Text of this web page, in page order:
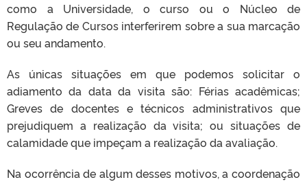
como a Universidade, o curso ou o Núcleo de
Regulação de Cursos interferirem sobre a sua marcação
ou seu andamento.
As únicas situações em que podemos solicitar o
adiamento da data da visita são: Férias acadêmicas;
Greves de docentes e técnicos administrativos que
prejudiquem a realização da visita; ou situações de
calamidade que impeçam a realização da avaliação.
Na ocorrência de algum desses motivos, a coordenação